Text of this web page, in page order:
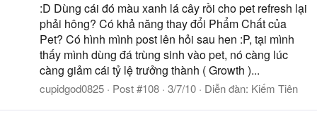
:D Dùng cái đó màu xanh lá cây rồi cho pet refresh lại
phải hông? Có khả năng thay đổi Phẩm Chất của
Pet? Có hình mình post lên hỏi sau hen :P, tại mình
thấy mình dùng đá trùng sinh vào pet, nó càng lúc
càng giảm cái tỷ lệ trưởng thành ( Growth )...
cupidgod0825 Post #108 3/7/10 Diễn đàn: Kiếm Tiên